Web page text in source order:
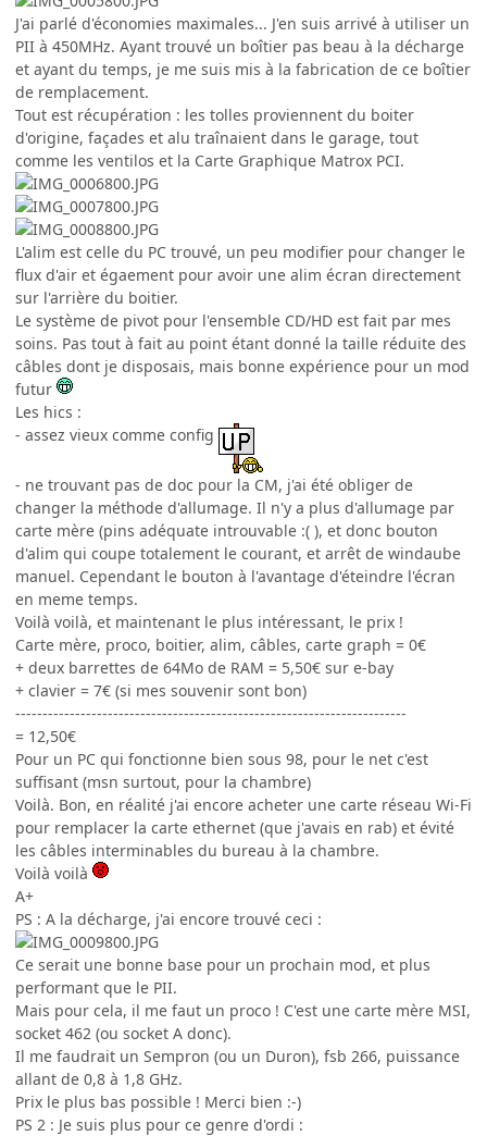
J'ai parlé d'économies maximales... J'en suis arrivé à utiliser un
PII à 450MHz. Ayant trouvé un boîtier pas beau à la décharge
et ayant du temps, je me suis mis à la fabrication de ce boîtier
de remplacement.
Tout est récupération : les tolles proviennent du boiter
d'origine, façades et alu traînaient dans le garage, tout
comme les ventilos et la Carte Graphique Matrox PCI.
L'alim est celle du PC trouvé, un peu modifier pour changer le
flux d'air et égaement pour avoir une alim écran directement
sur l'arrière du boitier.
Le système de pivot pour l'ensemble CD/HD est fait par mes
soins. Pas tout à fait au point étant donné la taille réduite des
câbles dont je disposais, mais bonne expérience pour un mod
futur
Les hics :
- assez vieux comme config
- ne trouvant pas de doc pour la CM, j'ai été obliger de
changer la méthode d'allumage. Il n'y a plus d'allumage par
carte mère (pins adéquate introuvable :( ), et donc bouton
d'alim qui coupe totalement le courant, et arrêt de windaube
manuel. Cependant le bouton à l'avantage d'éteindre l'écran
en meme temps.
Voilà voilà, et maintenant le plus intéressant, le prix !
Carte mère, proco, boitier, alim, câbles, carte graph = 0€
+ deux barrettes de 64Mo de RAM = 5,50€ sur e-bay
+ clavier = 7€ (si mes souvenir sont bon)
------------------------------------------------------------------------
= 12,50€
Pour un PC qui fonctionne bien sous 98, pour le net c'est
suffisant (msn surtout, pour la chambre)
Voilà. Bon, en réalité j'ai encore acheter une carte réseau Wi-Fi
pour remplacer la carte ethernet (que j'avais en rab) et évité
les câbles interminables du bureau à la chambre.
Voilà voilà
A+
PS : A la décharge, j'ai encore trouvé ceci :
Ce serait une bonne base pour un prochain mod, et plus
performant que le PII.
Mais pour cela, il me faut un proco ! C'est une carte mère MSI,
socket 462 (ou socket A donc).
Il me faudrait un Sempron (ou un Duron), fsb 266, puissance
allant de 0,8 à 1,8 GHz.
Prix le plus bas possible ! Merci bien :-)
PS 2 : Je suis plus pour ce genre d'ordi :